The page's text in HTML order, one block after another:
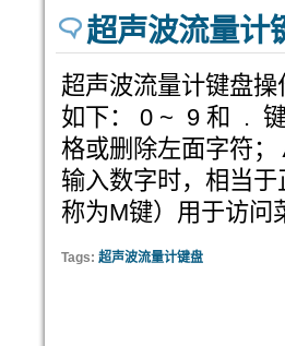
超声波流量计
超声波流量计键盘
如下： 0 ~ 9 和 .
格或删除左面字符
输入数字时，相当
称为M键）用于访问
Tags: 超声波流量计键盘